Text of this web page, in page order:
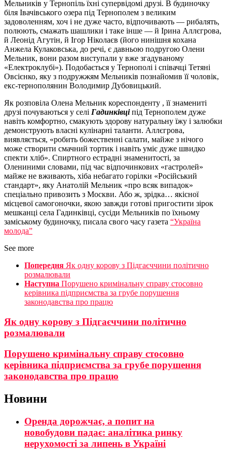
Мельників у Тернопіль їхні супервідомі друзі. В будиночку
біля Івачівського озера під Тернополем з великим
задоволенням, хоч і не дуже часто, відпочивають — рибалять,
полюють, смажать шашлики і таке інше — й Ірина Аллєгрова,
й Леонід Агутін, й Ігор Ніколаєв (його нинішня кохана
Анжела Кулаковська, до речі, є давньою подругою Олени
Мельник, вони разом виступали у вже згадуваному
«Електроклубі»). Подобається у Тернополі і співачці Тетяні
Овсієнко, яку з подружжям Мельників познайомив її чоловік,
екс-тернополянин Володимир Дубовицький.
Як розповіла Олена Мельник кореспонденту , її знамениті
друзі почуваються у селі Гадинкiвцiпід Тернополем дуже
навіть комфортно, смакують здорову натуральну їжу і залюбки
демонструють власні кулінарні таланти. Аллєгрова,
виявляється, «робить божественні салати, майже з нічого
може створити смачний тортик і навіть уміє дуже швидко
спекти хліб». Спиртного естрадні знаменитості, за
Олениними словами, під час відпочинкових «гастролей»
майже не вживають, хіба небагато горілки «Російський
стандарт», яку Анатолій Мельник «про всяк випадок»
спеціально привозить з Москви. Або ж, зрідка… якісної
місцевої самогоночки, якою завжди готові пригостити зірок
мешканці села Гадинківці, сусіди Мельників по їхньому
заміському будиночку, писала свого часу газета “Україна
молода”
See more
Попередня Як одну корову з Підгаєччини політично
розмалювали
Наступна Порушено кримінальну справу стосовно
керівника підприємства за грубе порушення
законодавства про працю
Як одну корову з Підгаєччини політично
розмалювали
Порушено кримінальну справу стосовно
керівника підприємства за грубе порушення
законодавства про працю
Новини
Оренда дорожчає, а попит на
новобудови падає: аналітика ринку
нерухомості за липень в Україні